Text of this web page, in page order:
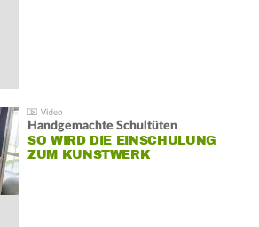
Handgemachte Schultüten
SO WIRD DIE EINSCHULUNG
ZUM KUNSTWERK